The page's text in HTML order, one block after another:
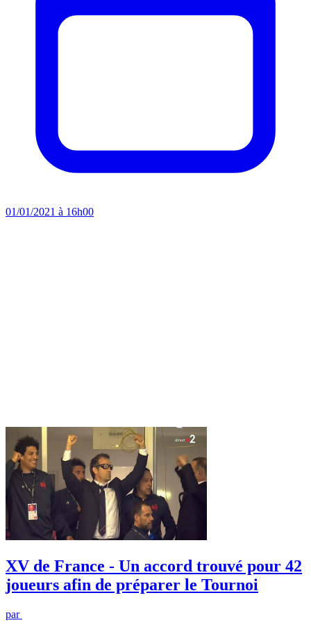
01/01/2021 à 16h00
XV de France - Un accord trouvé pour 42
joueurs afin de préparer le Tournoi
par